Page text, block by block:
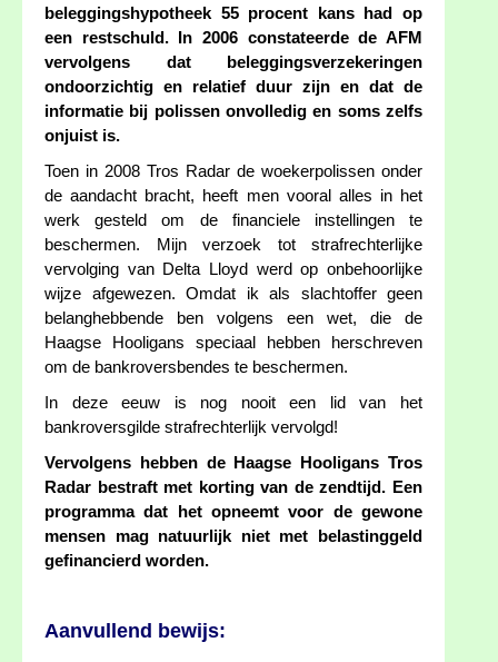
beleggingshypotheek 55 procent kans had op
een restschuld. In 2006 constateerde de AFM
vervolgens dat beleggingsverzekeringen
ondoorzichtig en relatief duur zijn en dat de
informatie bij polissen onvolledig en soms zelfs
onjuist is.
Toen in 2008 Tros Radar de woekerpolissen onder
de aandacht bracht, heeft men vooral alles in het
werk gesteld om de financiele instellingen te
beschermen. Mijn verzoek tot strafrechterlijke
vervolging van Delta Lloyd werd op onbehoorlijke
wijze afgewezen. Omdat ik als slachtoffer geen
belanghebbende ben volgens een wet, die de
Haagse Hooligans speciaal hebben herschreven
om de bankroversbendes te beschermen.
In deze eeuw is nog nooit een lid van het
bankroversgilde strafrechterlijk vervolgd!
Vervolgens hebben de Haagse Hooligans Tros
Radar bestraft met korting van de zendtijd. Een
programma dat het opneemt voor de gewone
mensen mag natuurlijk niet met belastinggeld
gefinancierd worden.
Aanvullend bewijs: